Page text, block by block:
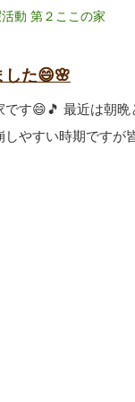
動 第２ここの家
した😄🌸
です😄🎵 最近は朝晩
やすい時期ですが